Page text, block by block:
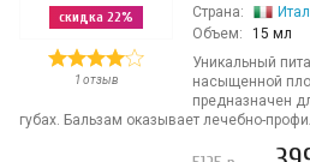
скидка 22%
1 отзыв
Страна:
Объем:
15 мл
Уникальный
насыщенной
предназначен
губах. Бальзам оказывает лечебно-